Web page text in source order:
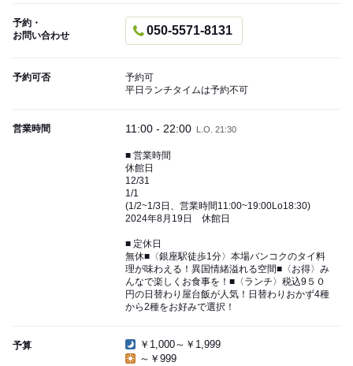
予約・
お問い合わせ
050-5571-8131
予約可否
予約可
平日ランチタイムは予約不可
営業時間 11:00 - 22:00 L.O. 21:30
■ 営業時間
休館日
12/31
1/1
(1/2~1/3日、営業時間11:00~19:00Lo18:30)
2024年8月19日 休館日
■ 定休日
無休■〈銀座駅徒歩1分〉本場バンコクのタイ料
理が味わえる！異国情緒溢れる空間■〈お得〉み
んなで楽しくお食事を！■〈ランチ〉税込9５０
円の日替わり屋台飯が人気！日替わりおかず4種
から2種をお好みで選択！
予算
￥1,000～￥1,999
～￥999